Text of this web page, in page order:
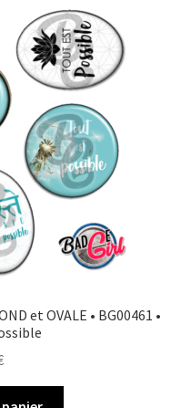
et OVALE • BG00461 •